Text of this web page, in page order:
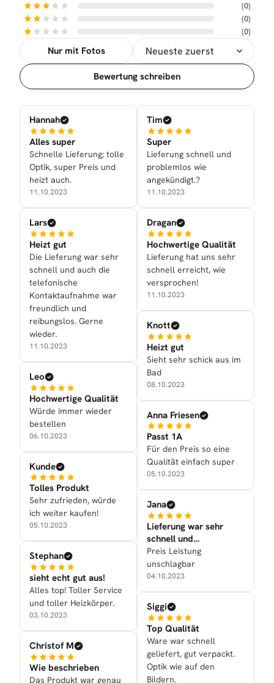
(0)
(0)
(0)
Nur mit Fotos
Sortierung
Bewertung schreiben
Hannah
Alles super
Schnelle Lieferung; tolle
Optik, super Preis und
heizt auch.
11.10.2023
Lars
Heizt gut
Die Lieferung war sehr
schnell und auch die
telefonische
Kontaktaufnahme war
freundlich und
reibungslos. Gerne
wieder.
11.10.2023
Leo
Hochwertige Qualität
Würde immer wieder
bestellen
06.10.2023
Kunde
Tolles Produkt
Sehr zufrieden, würde
ich weiter kaufen!
05.10.2023
Stephan
sieht echt gut aus!
Alles top! Toller Service
und toller Heizkörper.
03.10.2023
Christof M
Wie beschrieben
Das Produkt war genau
Tim
Super
Lieferung schnell und
problemlos wie
angekündigt.?
11.10.2023
Dragan
Hochwertige Qualität
Lieferung hat uns sehr
schnell erreicht, wie
versprochen!
11.10.2023
Knott
Heizt gut
Sieht sehr schick aus im
Bad
08.10.2023
Anna Friesen
Passt 1A
Für den Preis so eine
Qualität einfach super
05.10.2023
Jana
Lieferung war sehr
schnell und
Verarbeitung war gut
Preis Leistung
unschlagbar
04.10.2023
Siggi
Top Qualität
Ware war schnell
geliefert, gut verpackt.
Optik wie auf den
Bildern.